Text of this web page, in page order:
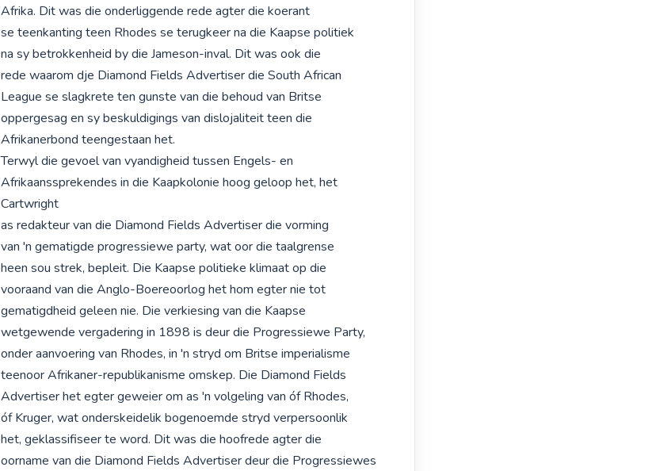
Afrika. Dit was die onderliggende rede agter die koerant
se teenkanting teen Rhodes se terugkeer na die Kaapse politiek
na sy betrokkenheid by die Jameson-inval. Dit was ook die
rede waarom dje Diamond Fields Advertiser die South African
League se slagkrete ten gunste van die behoud van Britse
oppergesag en sy beskuldigings van dislojaliteit teen die
Afrikanerbond teengestaan het.
Terwyl die gevoel van vyandigheid tussen Engels- en
Afrikaanssprekendes in die Kaapkolonie hoog geloop het, het
Cartwright
as redakteur van die Diamond Fields Advertiser die vorming
van 'n gematigde progressiewe party, wat oor die taalgrense
heen sou strek, bepleit. Die Kaapse politieke klimaat op die
vooraand van die Anglo-Boereoorlog het hom egter nie tot
gematigdheid geleen nie. Die verkiesing van die Kaapse
wetgewende vergadering in 1898 is deur die Progressiewe Party,
onder aanvoering van Rhodes, in 'n stryd om Britse imperialisme
teenoor Afrikaner-republikanisme omskep. Die Diamond Fields
Advertiser het egter geweier om as 'n volgeling van óf Rhodes,
óf Kruger, wat onderskeidelik bogenoemde stryd verpersoonlik
het, geklassifiseer te word. Dit was die hoofrede agter die
oorname van die Diamond Fields Advertiser deur die Progressiewes